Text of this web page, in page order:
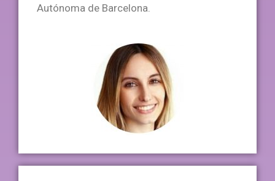
Autónoma de Barcelona.